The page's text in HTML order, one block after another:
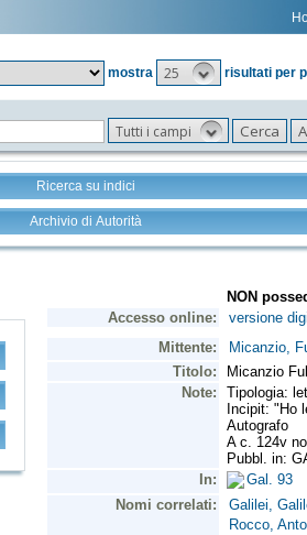
mostra
25 risultati per
Tutti i campi
Ricerca su indici
Archivio di Autorità